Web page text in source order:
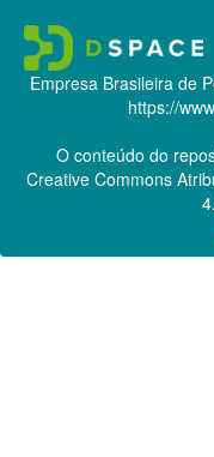
Empresa Brasileira de
https://
O conteúdo do
Creative Commons